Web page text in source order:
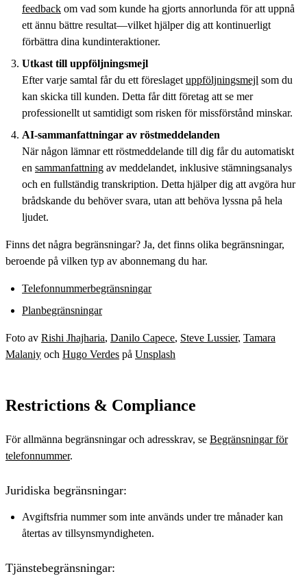
feedback om vad som kunde ha gjorts annorlunda för att uppnå
ett ännu bättre resultat—vilket hjälper dig att kontinuerligt
förbättra dina kundinteraktioner.
Utkast till uppföljningsmejl
Efter varje samtal får du ett föreslaget uppföljningsmejl som du
kan skicka till kunden. Detta får ditt företag att se mer
professionellt ut samtidigt som risken för missförstånd minskar.
AI-sammanfattningar av röstmeddelanden
När någon lämnar ett röstmeddelande till dig får du automatiskt
en sammanfattning av meddelandet, inklusive stämningsanalys
och en fullständig transkription. Detta hjälper dig att avgöra hur
brådskande du behöver svara, utan att behöva lyssna på hela
ljudet.
Finns det några begränsningar? Ja, det finns olika begränsningar,
beroende på vilken typ av abonnemang du har.
Telefonnummerbegränsningar
Planbegränsningar
Foto av Rishi Jhajharia, Danilo Capece, Steve Lussier, Tamara
Malaniy och Hugo Verdes på Unsplash
Restrictions & Compliance
För allmänna begränsningar och adresskrav, se Begränsningar för
telefonnummer.
Juridiska begränsningar:
Avgiftsfria nummer som inte används under tre månader kan
återtas av tillsynsmyndigheten.
Tjänstebegränsningar: